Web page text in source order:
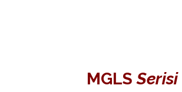
MGLS Serisi